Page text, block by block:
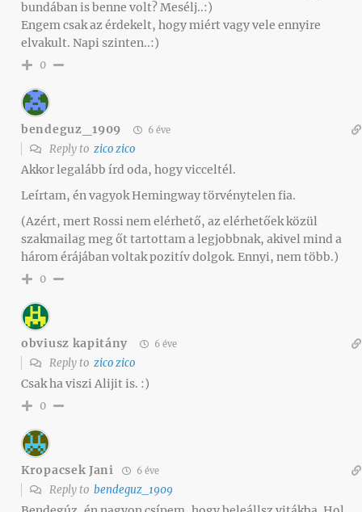
bundában is benne volt? Mesélj..:)
Engem csak az érdekelt, hogy miért vagy vele ennyire
elvakult. Napi szinten..:)
0
bendeguz_1909 6 éve
Reply to zico zico
Akkor legalább írd oda, hogy vicceltél.
Leírtam, én vagyok Hemingway törvénytelen fia.
(Azért, mert Rossi nem elérhető, az elérhetőek közül
szakmailag meg őt tartottam a legjobbnak, akivel mind a
három érájában voltak pozitív dolgok. Ennyi, nem több.)
0
obviusz kapitány 6 éve
Reply to zico zico
Csak ha viszi Alijit is. :)
0
Kropacsek Jani 6 éve
Reply to bendeguz_1909